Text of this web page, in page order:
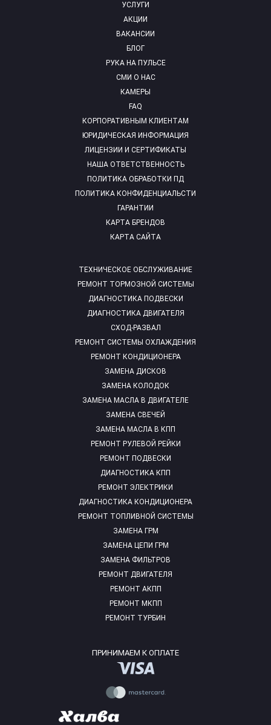
УСЛУГИ
АКЦИИ
ВАКАНСИИ
БЛОГ
РУКА НА ПУЛЬСЕ
СМИ О НАС
КАМЕРЫ
FAQ
ТЕХНИЧЕСКОЕ ОБСЛУЖИВАНИЕ
РЕМОНТ ТОРМОЗНОЙ СИСТЕМЫ
ДИАГНОСТИКА ПОДВЕСКИ
ДИАГНОСТИКА ДВИГАТЕЛЯ
СХОД-РАЗВАЛ
РЕМОНТ СИСТЕМЫ ОХЛАЖДЕНИЯ
РЕМОНТ КОНДИЦИОНЕРА
ЗАМЕНА ДИСКОВ
ЗАМЕНА КОЛОДОК
ЗАМЕНА МАСЛА В ДВИГАТЕЛЕ
ЗАМЕНА СВЕЧЕЙ
ЗАМЕНА МАСЛА В КПП
РЕМОНТ РУЛЕВОЙ РЕЙКИ
РЕМОНТ ПОДВЕСКИ
ДИАГНОСТИКА КПП
РЕМОНТ ЭЛЕКТРИКИ
ДИАГНОСТИКА КОНДИЦИОНЕРА
РЕМОНТ ТОПЛИВНОЙ СИСТЕМЫ
ЗАМЕНА ГРМ
ЗАМЕНА ЦЕПИ ГРМ
ЗАМЕНА ФИЛЬТРОВ
РЕМОНТ ДВИГАТЕЛЯ
РЕМОНТ АКПП
РЕМОНТ МКПП
РЕМОНТ ТУРБИН
КОРПОРАТИВНЫМ КЛИЕНТАМ
ЮРИДИЧЕСКАЯ ИНФОРМАЦИЯ
ЛИЦЕНЗИИ И СЕРТИФИКАТЫ
НАША ОТВЕТСТВЕННОСТЬ
ПОЛИТИКА ОБРАБОТКИ ПД
ПОЛИТИКА КОНФИДЕНЦИАЛЬСТИ
ГАРАНТИИ
КАРТА БРЕНДОВ
КАРТА САЙТА
ПРИНИМАЕМ К ОПЛАТЕ